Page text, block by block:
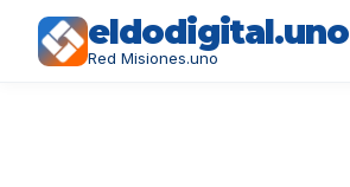
eldodigital.uno
Red Misiones.uno